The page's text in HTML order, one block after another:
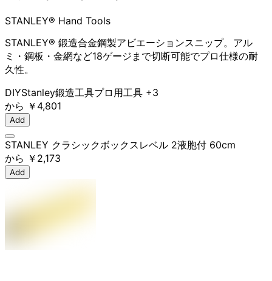
STANLEY® Hand Tools
STANLEY® 鍛造合金鋼製アビエーションスニップ。アル
ミ・鋼板・金網など18ゲージまで切断可能でプロ仕様の耐
久性。
DIYStanley鍛造工具プロ用工具 +3
から ￥4,801
Add
STANLEY クラシックボックスレベル 2液胞付 60cm
から ￥2,173
Add